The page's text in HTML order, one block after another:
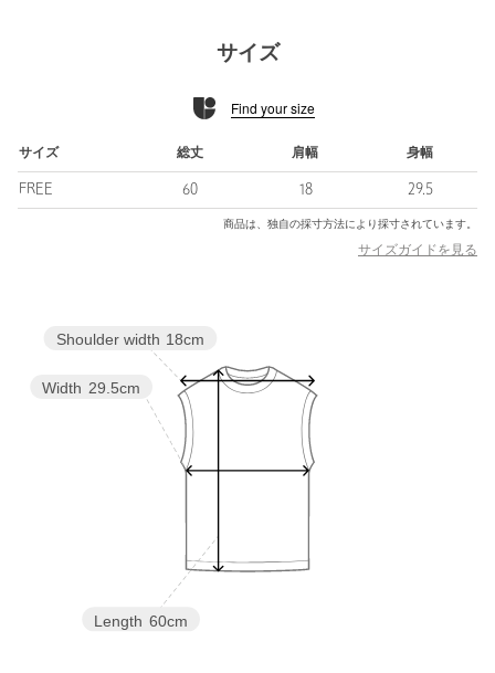
何よりこだわった、着心地と、シルエット。
あなただけの贅沢をお楽しみください。
※商品に「取り扱い上の注意書き」、「洗濯表示」がございます
※商品の色味の目安は、商品単体の画像をご参照ください。
店舗へお問い合わせの際は、全国の6(ROKU)各店舗まで下記の品
名/品番をお申し付けください。
品名：●6MALU Halter Tank
対象商品
サイズ
Find your size
サイズ 総丈 肩幅 身幅
FREE 60 18 29.5
商品は、独自の採寸方法により採寸されています。
サイズガイドを見る
Length 60cm
Width 29.5cm
Shoulder width 18cm